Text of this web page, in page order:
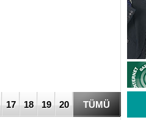
17 18 19 20 TÜMÜ